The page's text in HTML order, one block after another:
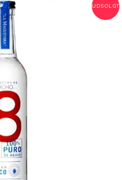
UDSOLGT